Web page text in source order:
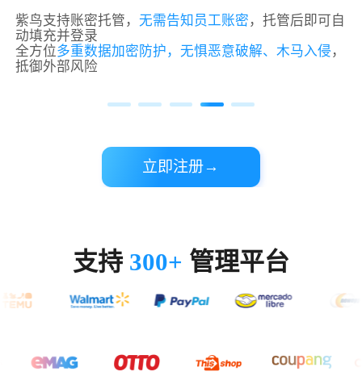
紫鸟支持账密托管，无需告知员工账密 ，托管后即可自
动填充并登录
全方位多重数据加密防护，无惧恶意破解、木马入侵 ，
抵御外部风险
立即注册→
支持 300+ 管理平台